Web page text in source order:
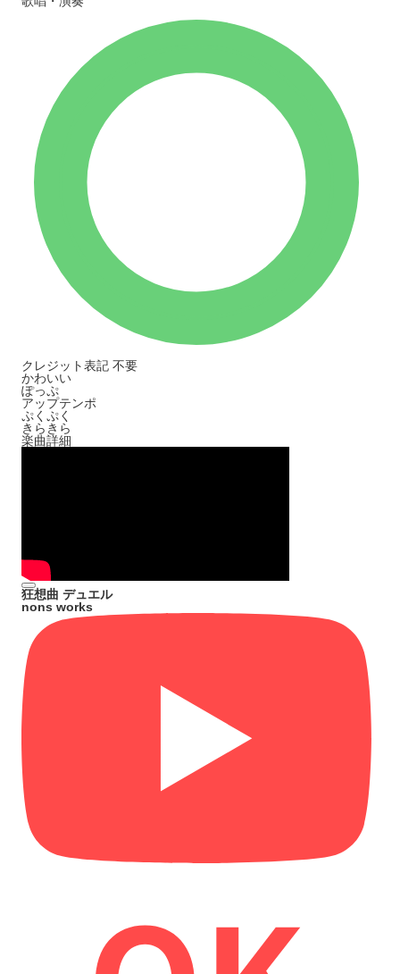
クレジット表記 不要
かわいい
ぽっぷ
アップテンポ
ぷくぷく
きらきら
楽曲詳細
狂想曲 デュエル
nons works